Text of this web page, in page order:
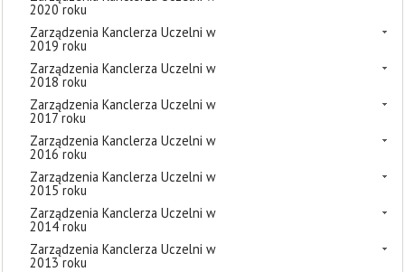
2020 roku
Zarządzenia Kanclerza Uczelni w
2019 roku
Zarządzenia Kanclerza Uczelni w
2018 roku
Zarządzenia Kanclerza Uczelni w
2017 roku
Zarządzenia Kanclerza Uczelni w
2016 roku
Zarządzenia Kanclerza Uczelni w
2015 roku
Zarządzenia Kanclerza Uczelni w
2014 roku
Zarządzenia Kanclerza Uczelni w
2013 roku